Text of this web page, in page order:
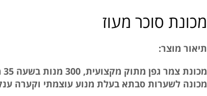
מכונת סוכר מעוז
תיאור מוצר:
מכונת צמר גפן מתוק מקצועית, 300 מנות בשעה 35 מנות לק"ג!
מכונה לשערות סבתא בעלת מנוע עוצמתי וקערה